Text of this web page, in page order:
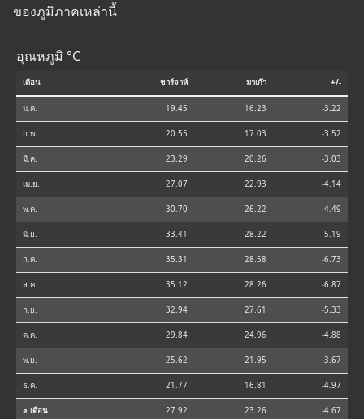
ของภูมิภาคเหล่านี้
อุณหภูมิ °C
เดือน ชาร์จาห์ มาเก๊า +/-
ม.ค. 19.45 16.23 -3.22
ก.พ. 20.55 17.03 -3.52
มี.ค. 23.29 20.26 -3.03
เม.ย. 27.07 22.93 -4.14
พ.ค. 30.70 26.22 -4.49
มิ.ย. 33.41 28.22 -5.19
ก.ค. 35.31 28.58 -6.73
ส.ค. 35.12 28.26 -6.87
ก.ย. 32.94 27.61 -5.33
ต.ค. 29.84 24.96 -4.88
พ.ย. 25.62 21.95 -3.67
ธ.ค. 21.77 16.81 -4.97
⌀ เดือน 27.92 23.26 -4.67